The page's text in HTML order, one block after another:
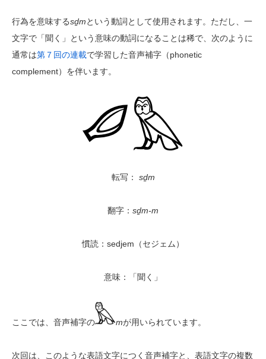
行為を意味するsḏmという動詞として使用されます。ただし、一
文字で「聞く」という意味の動詞になることは稀で、次のように
通常は第７回の連載で学習した音声補字（phonetic
complement）を伴います。
転写： sḏm
翻字： sḏm-m
慣読：sedjem（セジェム）
意味：「聞く」
ここでは、音声補字の mが用いられています。
次回は、このような表語文字につく音声補字と、表語文字の複数